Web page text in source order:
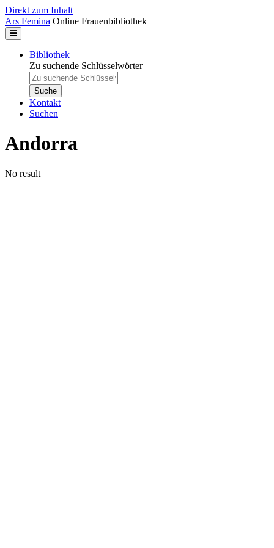
Direkt zum Inhalt
Ars Femina Online Frauenbibliothek
Bibliothek
Zu suchende Schlüsselwörter
Kontakt
Suchen
Andorra
No result